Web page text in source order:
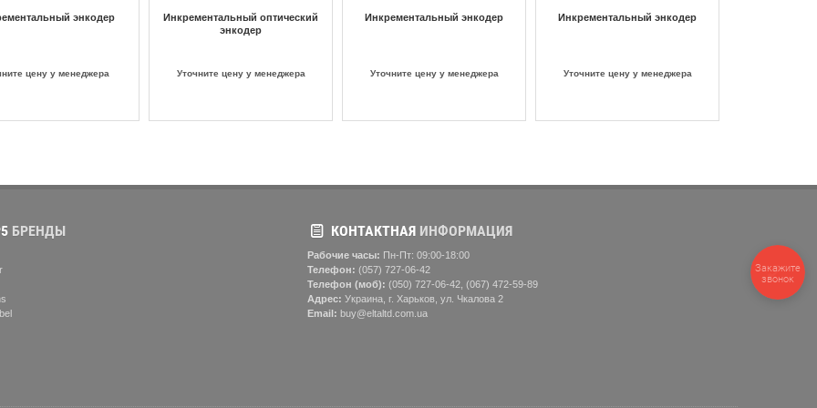
энкодер
цену у менеджера
Инкрементальный оптический
энкодер
Уточните цену у менеджера
Инкрементальный энкодер
Уточните цену у менеджера
Инкрементальный энкодер
Уточните цену у менеджера
БРЕНДЫ КОНТАКТНАЯИНФОРМАЦИЯ
Рабочие часы: Пн-Пт: 09:00-18:00
Телефон: (057) ‎727-06-42
Телефон (моб): (050) 727-06-42, (067) 472-59-89
Адрес: Украина, г. Харьков, ул. Чкалова 2
Email: buy@eltaltd.com.ua
Закажите
звонок